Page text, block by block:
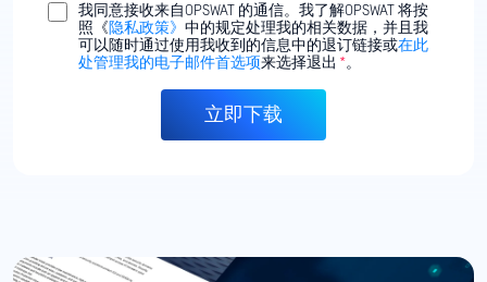
我同意接收来自OPSWAT 的通信。我了解OPSWAT 将按
照《隐私政策》 中的规定处理我的相关数据，并且我
可以随时通过使用我收到的信息中的退订链接或在此
处管理我的电子邮件首选项来选择退出 *。